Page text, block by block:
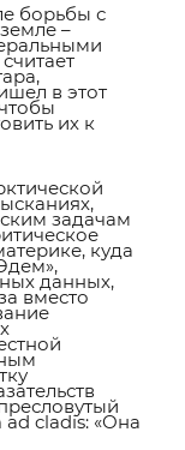
борьбы с
–
в этот
их к
задачам
куда
данных,
вместо
cladis: «Она